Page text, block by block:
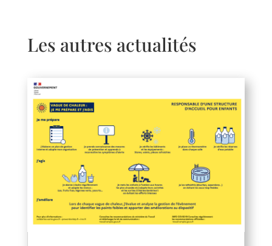
Haravilliers
Le Bellay-en-vexin
Le Heaulme
Le Perchay
Longuesse
Marines
Montgeroult
Les autres actualités